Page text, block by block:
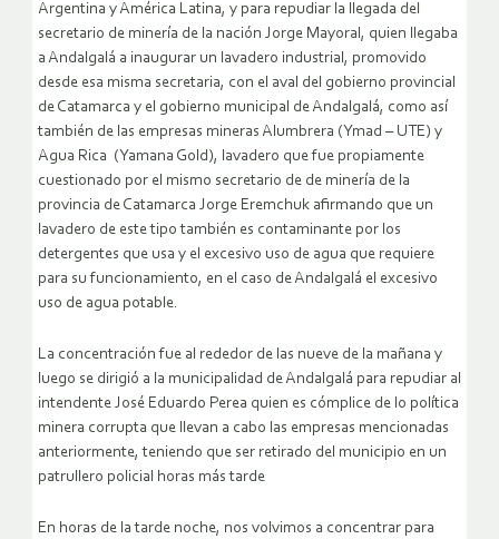
Argentina y América Latina, y para repudiar la llegada del
secretario de minería de la nación Jorge Mayoral, quien llegaba
a Andalgalá a inaugurar un lavadero industrial, promovido
desde esa misma secretaria, con el aval del gobierno provincial
de Catamarca y el gobierno municipal de Andalgalá, como así
también de las empresas mineras Alumbrera (Ymad – UTE) y
Agua Rica (Yamana Gold), lavadero que fue propiamente
cuestionado por el mismo secretario de de minería de la
provincia de Catamarca Jorge Eremchuk afirmando que un
lavadero de este tipo también es contaminante por los
detergentes que usa y el excesivo uso de agua que requiere
para su funcionamiento, en el caso de Andalgalá el excesivo
uso de agua potable.
La concentración fue al rededor de las nueve de la mañana y
luego se dirigió a la municipalidad de Andalgalá para repudiar al
intendente José Eduardo Perea quien es cómplice de lo política
minera corrupta que llevan a cabo las empresas mencionadas
anteriormente, teniendo que ser retirado del municipio en un
patrullero policial horas más tarde
En horas de la tarde noche, nos volvimos a concentrar para